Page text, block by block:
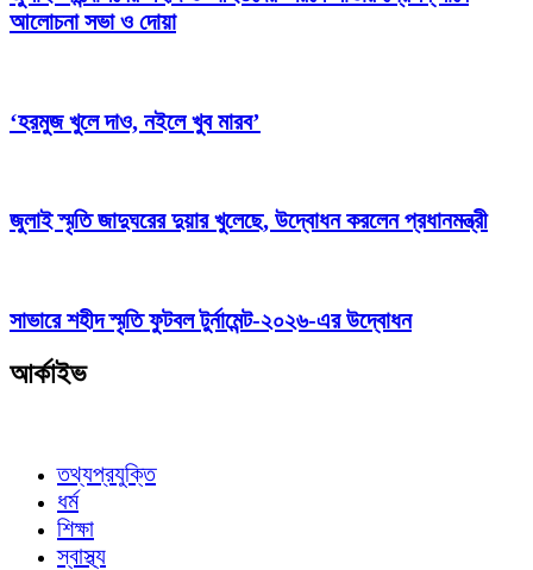
আলোচনা সভা ও দোয়া
‘হরমুজ খুলে দাও, নইলে খুব মারব’
জুলাই স্মৃতি জাদুঘরের দুয়ার খুলেছে, উদ্বোধন করলেন প্রধানমন্ত্রী
সাভারে শহীদ স্মৃতি ফুটবল টুর্নামেন্ট-২০২৬-এর উদ্বোধন
আর্কাইভ
তথ্যপ্রযুক্তি
ধর্ম
শিক্ষা
স্বাস্থ্য